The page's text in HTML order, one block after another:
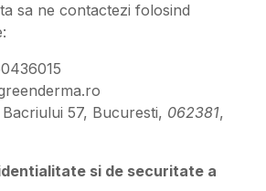
sa ne contactezi folosind
57, Bucuresti, 062381,
si de securitate a